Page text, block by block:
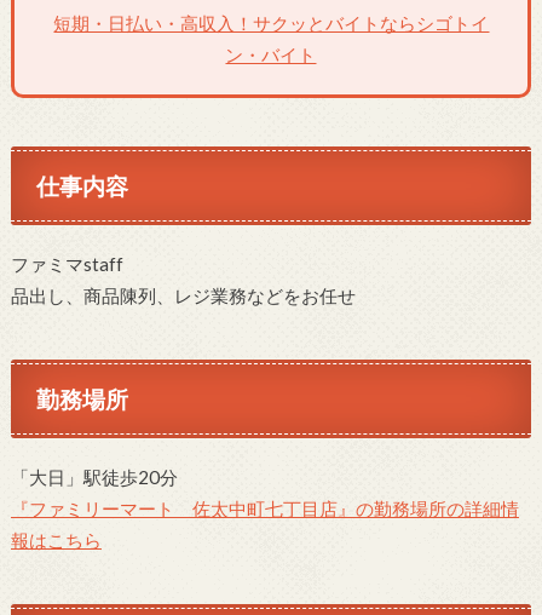
短期・日払い・高収入！サクッとバイトならシゴトイ
ン・バイト
仕事内容
ファミマstaff
品出し、商品陳列、レジ業務などをお任せ
勤務場所
「大日」駅徒歩20分
『ファミリーマート 佐太中町七丁目店』の勤務場所の詳細情
報はこちら